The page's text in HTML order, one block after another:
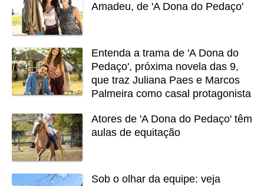
Amadeu, de 'A Dona do Pedaço'
Entenda a trama de 'A Dona do
Pedaço', próxima novela das 9,
que traz Juliana Paes e Marcos
Palmeira como casal protagonista
Atores de 'A Dona do Pedaço' têm
aulas de equitação
Sob o olhar da equipe: veja